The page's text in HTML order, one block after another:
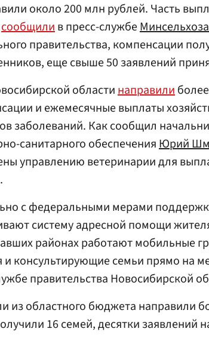
около 200 млн рублей. Часть
сообщилив пресс-службе
правительства, компенсации
еще свыше 50 заявлений
областинаправили
и ежемесячные выплаты
заболеваний. Как сообщил
санитарного обеспеченияЮрий
управлению ветеринарии для
с федеральными мерами
систему адресной помощи
районах работают мобильные
и консультирующие семьи прямо на
правительства Новосибирской
из областного бюджета направили
16 семей, десятки заявлений